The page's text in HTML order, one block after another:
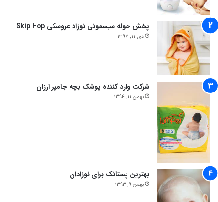
پخش حوله سیسمونی نوزاد عروسکی Skip Hop
دی 11, 1397
شرکت وارد کننده پوشک بچه جامپر ارزان
بهمن 11, 1394
بهترین پستانک برای نوزادان
بهمن 9, 1393